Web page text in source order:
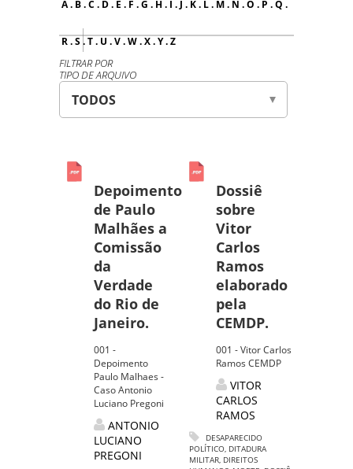
A. B.C . D. E . F .G . H. I . J . K. L. M. N .O . P .Q .
R.S .T. U .V.W.X.Y.Z
FILTRAR POR
TIPO DE ARQUIVO
Depoimento
de Paulo
Malhães a
Comissão
da
Verdade
do Rio de
Janeiro.
001 -
Depoimento
Paulo Malhaes -
Caso Antonio
Luciano Pregoni
ANTONIO
LUCIANO
PREGONI
Dossiê
sobre
Vitor
Carlos
Ramos
elaborado
pela
CEMDP.
001 - Vitor Carlos
Ramos CEMDP
VITOR
CARLOS
RAMOS
DESAPARECIDO
POLÍTICO, DITADURA
MILITAR, DIREITOS